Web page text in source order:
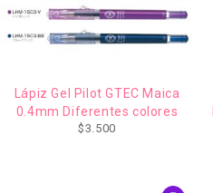
Lápiz Gel Pilot GTEC Maica
0.4mm Diferentes colores
$3.500